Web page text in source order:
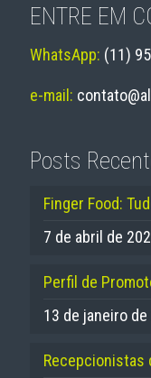
ENTRE EM
WhatsApp: (11)
e-mail:
Posts
Finger Food:
7 de abril de
Perfil de
13 de janeiro
Recepcionistas